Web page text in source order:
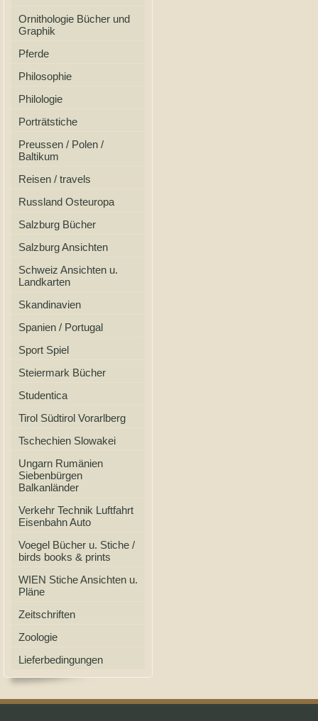
Ornithologie Bücher und
Graphik
Pferde
Philosophie
Philologie
Porträtstiche
Preussen / Polen /
Baltikum
Reisen / travels
Russland Osteuropa
Salzburg Bücher
Salzburg Ansichten
Schweiz Ansichten u.
Landkarten
Skandinavien
Spanien / Portugal
Sport Spiel
Steiermark Bücher
Studentica
Tirol Südtirol Vorarlberg
Tschechien Slowakei
Ungarn Rumänien
Siebenbürgen
Balkanländer
Verkehr Technik Luftfahrt
Eisenbahn Auto
Voegel Bücher u. Stiche /
birds books & prints
WIEN Stiche Ansichten u.
Pläne
Zeitschriften
Zoologie
Lieferbedingungen